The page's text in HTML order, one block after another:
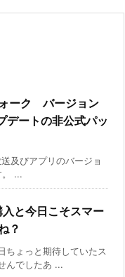
ーク バージョン
ートの非公式パッ
及びアプリのバージョ
。 ...
と今日こそスマー
？
ちょっと期待していたス
んでしたあ ...